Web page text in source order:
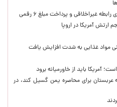
غیراخلاقی و پرداخت مبلغ ۶ رقمی
ارتش آمریکا در اروپا
مواد غذایی به شدت افزایش یافت
آمریکا باید از خاورمیانه برود
عربستان برای محاصره یمن گسیل کند، در